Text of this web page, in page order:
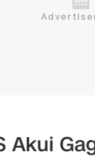
Akui